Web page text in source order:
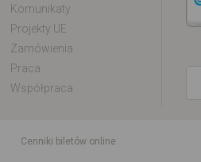
Komunikaty
Projekty UE
Zamówienia
Praca
Współpraca
Cenniki biletów online